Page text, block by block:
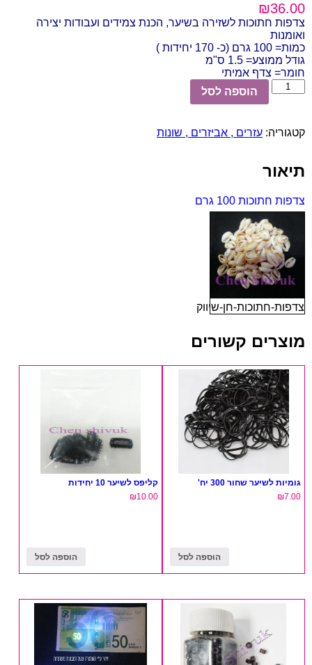
₪36.00
צדפות חתוכות לשזירה בשיער, הכנת צמידים ועבודות יצירה
ואומנות
כמות= 100 גרם (כ- 170 יחידות )
גודל ממוצע= 1.5 ס"מ
חומר= צדף אמיתי
כמות
של
100
הוספה לסל
קטגוריה: עזרים , אביזרים , שונות
תיאור
צדפות חתוכות 100 גרם
צדפות-חתוכות-חן-שיווק
מוצרים קשורים
גומיות לשיער שחור 300 יח'
₪7.00
הוספה לסל
קליפס לשיער 10 יחידות
₪10.00
הוספה לסל